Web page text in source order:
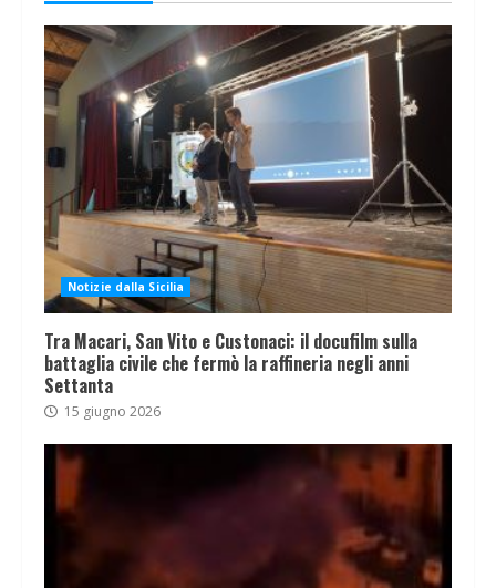
Notizie dalla Sicilia
Tra Macari, San Vito e Custonaci: il docufilm sulla
battaglia civile che fermò la raffineria negli anni
Settanta
15 giugno 2026